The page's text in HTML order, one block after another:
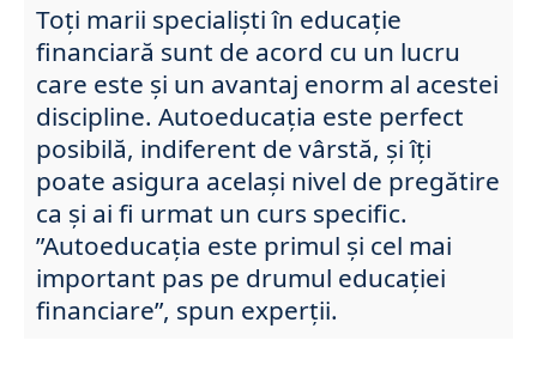
Toți marii specialiști în educație
financiară sunt de acord cu un lucru
care este și un avantaj enorm al acestei
discipline. Autoeducația este perfect
posibilă, indiferent de vârstă, și îți
poate asigura același nivel de pregătire
ca și ai fi urmat un curs specific.
”Autoeducația este primul și cel mai
important pas pe drumul educației
financiare”, spun experții.